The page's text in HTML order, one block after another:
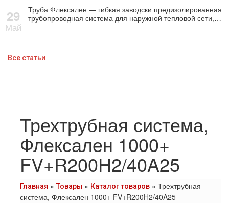
29
Май
Труба Флексален — гибкая заводски предизолированная
трубопроводная система для наружной тепловой сети,…
Все статьи
Трехтрубная система,
Флексален 1000+
FV+R200H2/40A25
Главная »Товары » Каталог товаров » Трехтрубная
система, Флексален 1000+ FV+R200H2/40A25